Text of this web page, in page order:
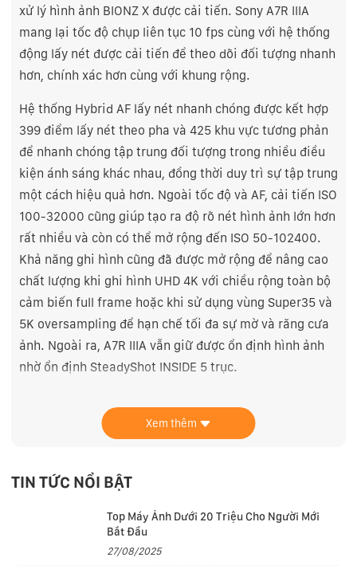
xử lý hình ảnh BIONZ X được cải tiến. Sony A7R IIIA
mang lại tốc độ chụp liên tục 10 fps cùng với hệ thống
động lấy nét được cải tiến để theo dõi đối tượng nhanh
hơn, chính xác hơn cùng với khung rộng.
Hệ thống Hybrid AF lấy nét nhanh chóng được kết hợp
399 điểm lấy nét theo pha và 425 khu vực tương phản
để nhanh chóng tập trung đối tượng trong nhiều điều
kiện ánh sáng khác nhau, đồng thời duy trì sự tập trung
một cách hiệu quả hơn. Ngoài tốc độ và AF, cải tiến ISO
100-32000 cũng giúp tạo ra độ rõ nét hình ảnh lớn hơn
rất nhiều và còn có thể mở rộng đến ISO 50-102400.
Khả năng ghi hình cũng đã được mở rộng để nâng cao
chất lượng khi ghi hình UHD 4K với chiều rộng toàn bộ
cảm biến full frame hoặc khi sử dụng vùng Super35 và
5K oversampling để hạn chế tối đa sự mờ và răng cưa
ảnh. Ngoài ra, A7R IIIA vẫn giữ được ổn định hình ảnh
nhờ ổn định SteadyShot INSIDE 5 trục.
có các thay đổi như sau:
2,359,296 điểm.
Cổng USB được đổi thành loại SuperSpeed USB 5Gbps
Xem thêm
TIN TỨC NỔI BẬT
Top Máy Ảnh Dưới 20 Triệu Cho Người Mới
Bắt Đầu
27/08/2025